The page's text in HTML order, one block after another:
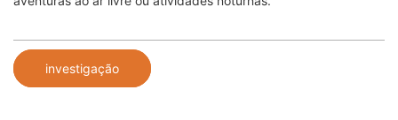
investigação